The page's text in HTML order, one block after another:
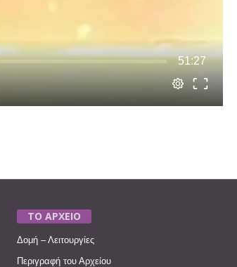
ΤΟ ΑΡΧΕΙΟ
Δομή – Λειτουργίες
Περιγραφή του Αρχείου